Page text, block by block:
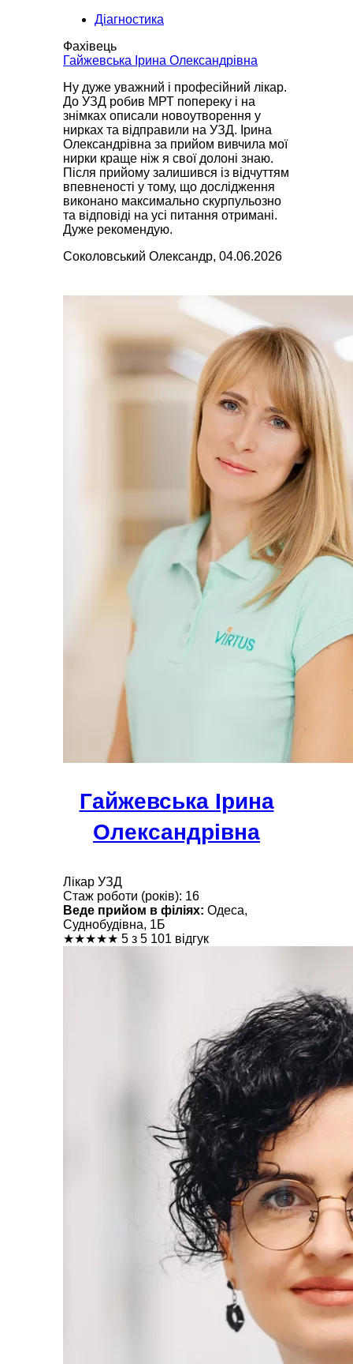
Діагностика
Фахівець
Гайжевська Ірина Олександрівна
Ну дуже уважний і професійний лікар.
До УЗД робив МРТ попереку і на
знімках описали новоутворення у
нирках та відправили на УЗД. Ірина
Олександрівна за прийом вивчила мої
нирки краще ніж я свої долоні знаю.
Після прийому залишився із відчуттям
впевненості у тому, що дослідження
виконано максимально скурпульозно
та відповіді на усі питання отримані.
Дуже рекомендую.
Соколовський Олександр, 04.06.2026
Гайжевська Ірина
Олександрівна
Лікар УЗД
Стаж роботи (років): 16
Веде прийом в філіях: Одеса,
Суднобудівна, 1Б
★★★★★ 5 з 5 101 відгук